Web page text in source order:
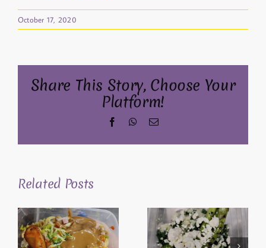
October 17, 2020
Share This Story, Choose Your
Platform!
FacebookWhatsApp
Email
Related Posts